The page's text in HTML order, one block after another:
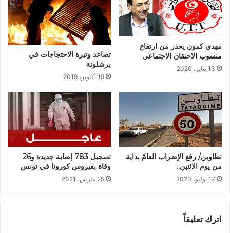
مهدي كمون يحذر من ارتفاع
منسوب الاحتقان الاجتماعي
13 يناير، 2020
تصاعد وتيرة الاحتجاجات في
برشلونة
19 أكتوبر، 2019
تطاوين/ رفع الإضراب العامّ بداية
من يوم الاثنين..
17 يوليو، 2020
تسجيل 783 إصابة جديدة و26
وفاة بفيروس كورونا في تونس
25 مارس، 2021
اترك تعليقاً